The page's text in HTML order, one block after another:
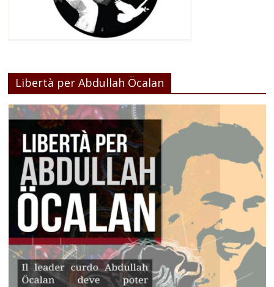
Libertà per Abdullah Öcalan